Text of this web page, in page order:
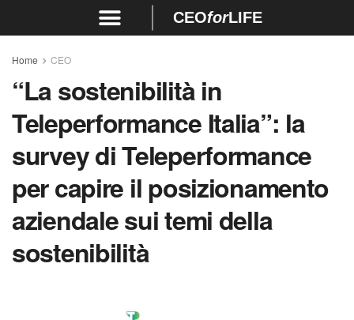
CEOforLIFE
Home CEO
“La sostenibilità in
Teleperformance Italia”: la
survey di Teleperformance
per capire il posizionamento
aziendale sui temi della
sostenibilità